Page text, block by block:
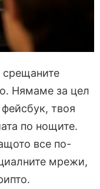
срещаните
Нямаме за цел
твоя
по нощите.
все по-
мрежи,